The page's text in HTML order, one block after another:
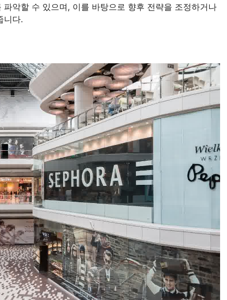
악할 수 있으며, 이를 바탕으로 향후 전략을 조정하거나
니다.